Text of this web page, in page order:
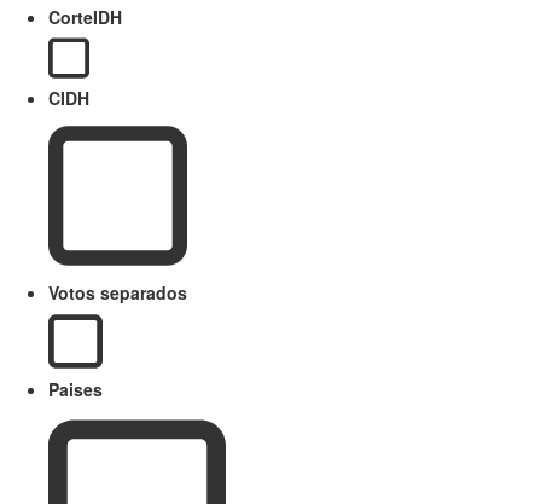
CorteIDH
CIDH
Votos separados
Paises